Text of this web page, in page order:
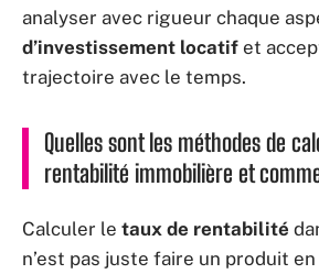
analyser avec rigueur chaque
d’investissement locatif et
trajectoire avec le temps.
Quelles sont les méthodes de
rentabilité immobilière et
Calculer le taux de rentabilité
n’est pas juste faire un produit